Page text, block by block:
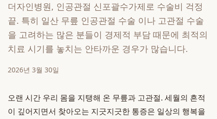
더자인병원, 인공관절 신포괄수가제로 수술비 걱정
끝. 특히 일산 무릎 인공관절 수술 이나 고관절 수술
을 고려하는 많은 분들이 경제적 부담 때문에 최적의
치료 시기를 놓치는 안타까운 경우가 많습니다.
2026년 3월 30일
오랜 시간 우리 몸을 지탱해 온 무릎과 고관절. 세월의 흔적
이 깊어지면서 찾아오는 지긋지긋한 통증은 일상의 행복을